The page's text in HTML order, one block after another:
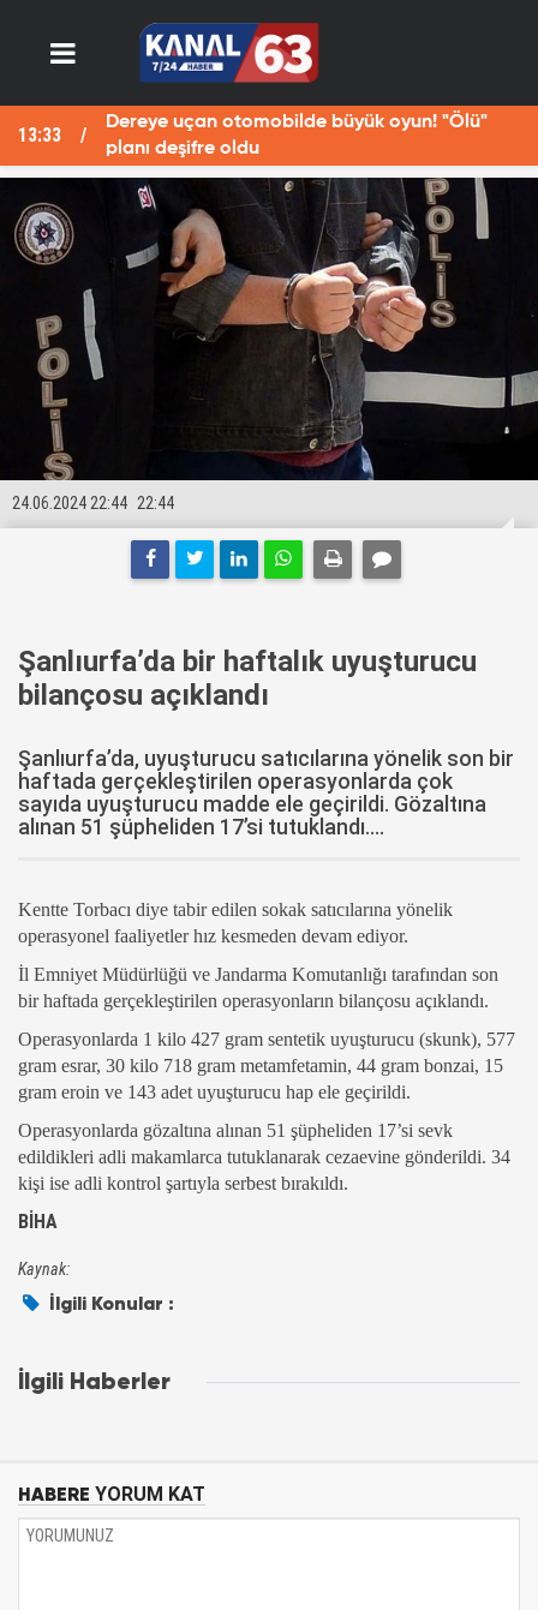
13:33
Dereye uçan otomobilde büyük oyun! "Ölü"
planı deşifre oldu
22:44
24.06.2024 22:44
Şanlıurfa’da bir haftalık uyuşturucu
bilançosu açıklandı
Şanlıurfa’da, uyuşturucu satıcılarına yönelik son bir
haftada gerçekleştirilen operasyonlarda çok
sayıda uyuşturucu madde ele geçirildi. Gözaltına
alınan 51 şüpheliden 17’si tutuklandı....
Kentte Torbacı diye tabir edilen sokak satıcılarına yönelik
operasyonel faaliyetler hız kesmeden devam ediyor.
İl Emniyet Müdürlüğü ve Jandarma Komutanlığı tarafından son
bir haftada gerçekleştirilen operasyonların bilançosu açıklandı.
Operasyonlarda 1 kilo 427 gram sentetik uyuşturucu (skunk), 577
gram esrar, 30 kilo 718 gram metamfetamin, 44 gram bonzai, 15
gram eroin ve 143 adet uyuşturucu hap ele geçirildi.
Operasyonlarda gözaltına alınan 51 şüpheliden 17’si sevk
edildikleri adli makamlarca tutuklanarak cezaevine gönderildi. 34
kişi ise adli kontrol şartıyla serbest bırakıldı.
BİHA
Kaynak:
İlgili Konular :
İlgili Haberler
HABERE YORUM KAT